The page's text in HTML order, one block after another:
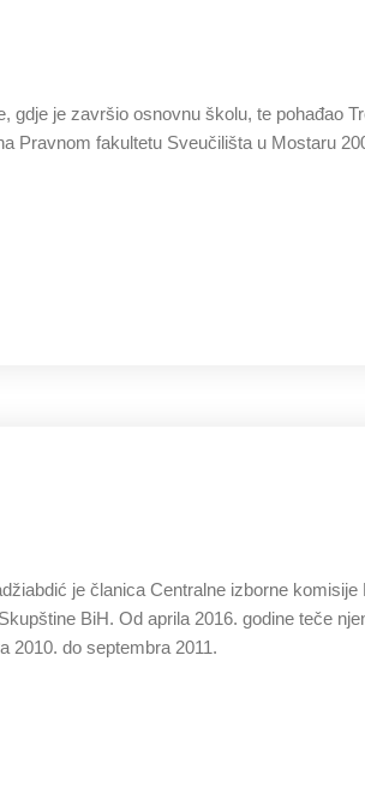
gdje je završio osnovnu školu, te pohađao
Pravnom fakultetu Sveučilišta u Mostaru
je članica Centralne izborne
BiH. Od aprila 2016. godine teče
2010. do septembra 2011.